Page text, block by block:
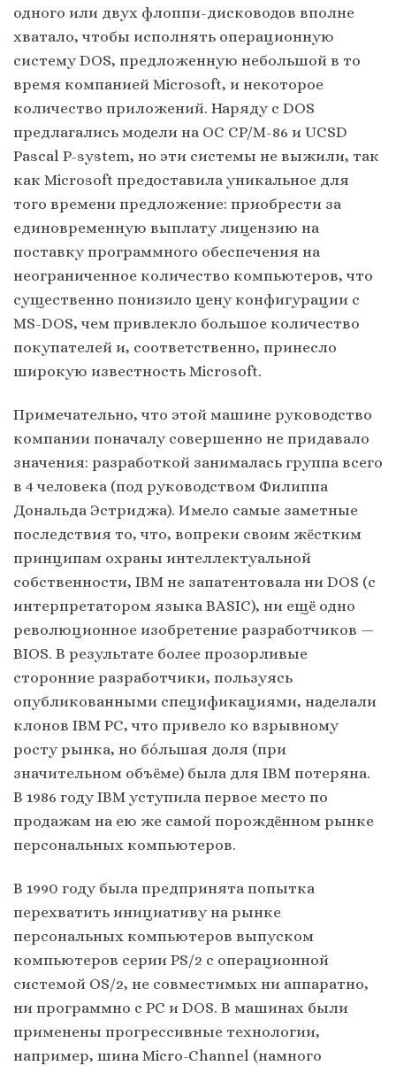
одного или двух флоппи-дисководов вполне
хватало, чтобы исполнять операционную
систему DOS, предложенную небольшой в то
время компанией Microsoft, и некоторое
количество приложений. Наряду с DOS
предлагались модели на ОС CP/M-86 и UCSD
Pascal P-system, но эти системы не выжили, так
как Microsoft предоставила уникальное для
того времени предложение: приобрести за
единовременную выплату лицензию на
поставку программного обеспечения на
неограниченное количество компьютеров, что
существенно понизило цену конфигурации c
MS-DOS, чем привлекло большое количество
покупателей и, соответственно, принесло
широкую известность Microsoft.
Примечательно, что этой машине руководство
компании поначалу совершенно не придавало
значения: разработкой занималась группа всего
в 4 человека (под руководством Филиппа
Дональда Эстриджа). Имело самые заметные
последствия то, что, вопреки своим жёстким
принципам охраны интеллектуальной
собственности, IBM не запатентовала ни DOS (с
интерпретатором языка BASIC), ни ещё одно
революционное изобретение разработчиков —
BIOS. В результате более прозорливые
сторонние разработчики, пользуясь
опубликованными спецификациями, наделали
клонов IBM PC, что привело ко взрывному
росту рынка, но бо́льшая доля (при
значительном объёме) была для IBM потеряна.
В 1986 году IBM уступила первое место по
продажам на ею же самой порождённом рынке
персональных компьютеров.
В 1990 году была предпринята попытка
перехватить инициативу на рынке
персональных компьютеров выпуском
компьютеров серии PS/2 с операционной
системой OS/2, не совместимых ни аппаратно,
ни программно с PC и DOS. В машинах были
применены прогрессивные технологии,
например, шина Micro-Channel (намного